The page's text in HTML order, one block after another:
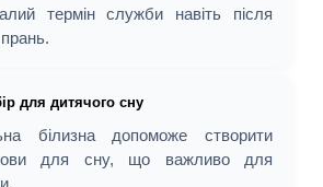
термін служби навіть після
для дитячого сну
білизна допоможе створити
для сну, що важливо для